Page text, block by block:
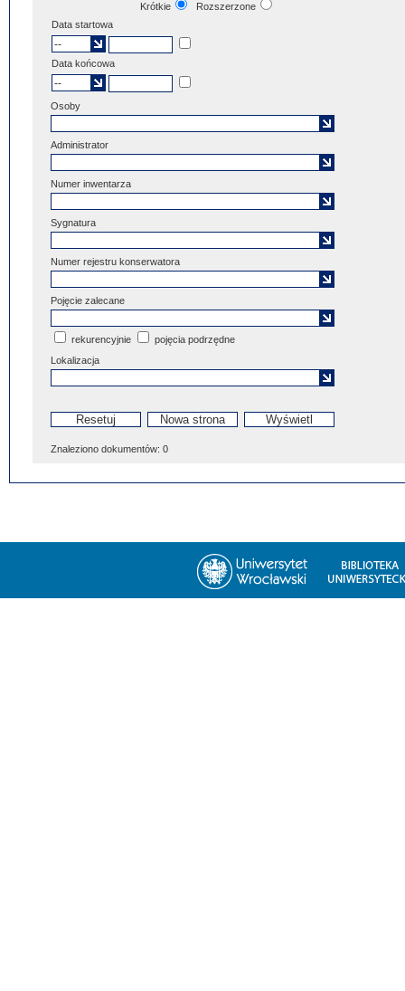
Krótkie
Rozszerzone
Data startowa
Data końcowa
Osoby
Administrator
Numer inwentarza
Sygnatura
Numer rejestru konserwatora
Pojęcie zalecane
rekurencyjnie
pojęcia podrzędne
Lokalizacja
Znaleziono dokumentów: 0